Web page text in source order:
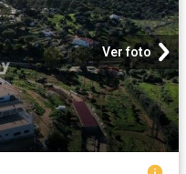
Ver foto